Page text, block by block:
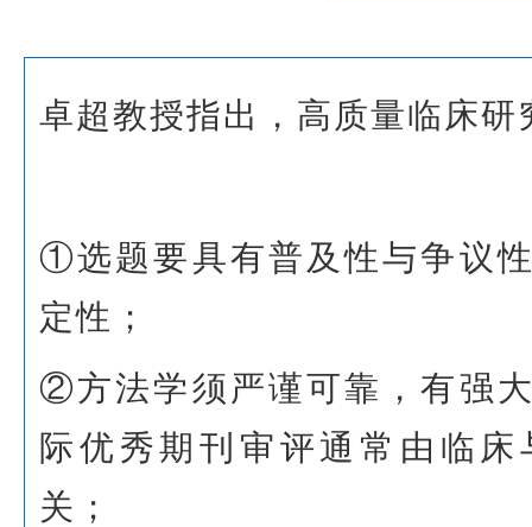
卓超教授指出，高质量临床
①选题要具有普及性与争议
定性；
②方法学须严谨可靠，有强
际优秀期刊审评通常由临
关；